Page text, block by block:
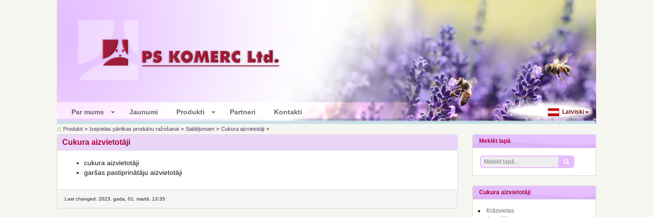
Par mums Jaunumi Produkti Partneri Kontakti Latviski
::: Produkti > Izejvielas pārtikas produktu ražošanai > Saldējumam > Cukura aizvietotāji >
Cukura aizvietotāji
cukura aizvietotāji
garšas pastiprinātāju aizvietotāji
Last changed: 2023. gada, 01. martā, 13:35
Meklēt lapā
Cukura aizvietotāji
Krāsvielas